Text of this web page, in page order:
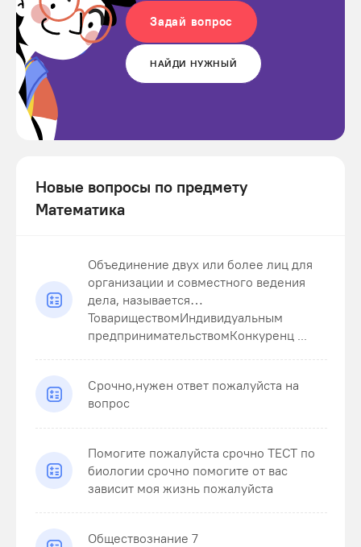
Задай вопрос
НАЙДИ НУЖНЫЙ
Новые вопросы по предмету
Математика
Объединение двух или более лиц для
организации и совместного ведения
дела, называется…
ТовариществомИндивидуальным
предпринимательствомКонкуренц ...
Срочно,нужен ответ пожалуйста на
вопрос
Помогите пожалуйста срочно ТЕСТ по
биологии срочно помогите от вас
зависит моя жизнь пожалуйста
Обществознание 7